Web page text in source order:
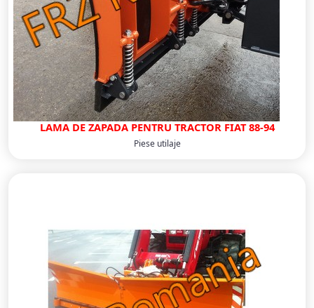
LAMA DE ZAPADA PENTRU TRACTOR FIAT 88-94
Piese utilaje